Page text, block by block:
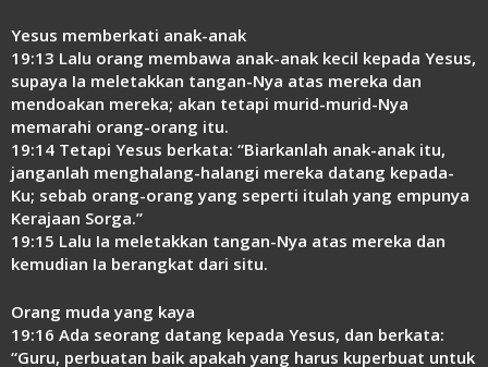
Yesus memberkati anak-anak
19:13 Lalu orang membawa anak-anak kecil kepada Yesus,
supaya Ia meletakkan tangan-Nya atas mereka dan
mendoakan mereka; akan tetapi murid-murid-Nya
memarahi orang-orang itu.
19:14 Tetapi Yesus berkata: “Biarkanlah anak-anak itu,
janganlah menghalang-halangi mereka datang kepada-
Ku; sebab orang-orang yang seperti itulah yang empunya
Kerajaan Sorga.”
19:15 Lalu Ia meletakkan tangan-Nya atas mereka dan
kemudian Ia berangkat dari situ.
Orang muda yang kaya
19:16 Ada seorang datang kepada Yesus, dan berkata:
“Guru, perbuatan baik apakah yang harus kuperbuat untuk